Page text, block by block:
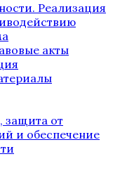
Реализация
акты
защита от
и обеспечение